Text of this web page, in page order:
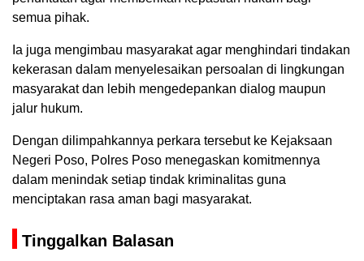
semua pihak.
Ia juga mengimbau masyarakat agar menghindari tindakan
kekerasan dalam menyelesaikan persoalan di lingkungan
masyarakat dan lebih mengedepankan dialog maupun
jalur hukum.
Dengan dilimpahkannya perkara tersebut ke Kejaksaan
Negeri Poso, Polres Poso menegaskan komitmennya
dalam menindak setiap tindak kriminalitas guna
menciptakan rasa aman bagi masyarakat.
Tinggalkan Balasan